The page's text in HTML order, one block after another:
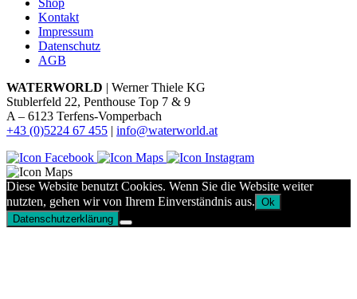
Kontakt
Impressum
Datenschutz
AGB
WATERWORLD | Werner Thiele KG
Stublerfeld 22, Penthouse Top 7 & 9
A – 6123 Terfens-Vomperbach
+43 (0)5224 67 455 | info@waterworld.at
Diese Website benutzt Cookies. Wenn Sie die Website weiter
nutzten, gehen wir von Ihrem Einverständnis aus. Ok
Datenschutzerklärung